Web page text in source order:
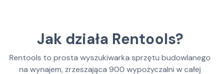
Jak działa Rentools?
Rentools to prosta wyszukiwarka sprzętu budowlanego
na wynajem, zrzeszająca 900 wypożyczalni w całej